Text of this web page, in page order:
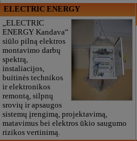
ELECTRIC ENERGY
„ELECTRIC
ENERGY Kandava“
siūlo pilną elektros
montavimo darbų
spektrą,
instaliacijos,
buitinės technikos
ir elektronikos
remontą, silpnų
srovių ir apsaugos
sistemų įrengimą, projektavimą,
matavimus bei elektros ūkio saugumo
rizikos vertinimą.